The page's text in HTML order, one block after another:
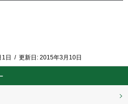
日 / 更新日: 2015年3月10日